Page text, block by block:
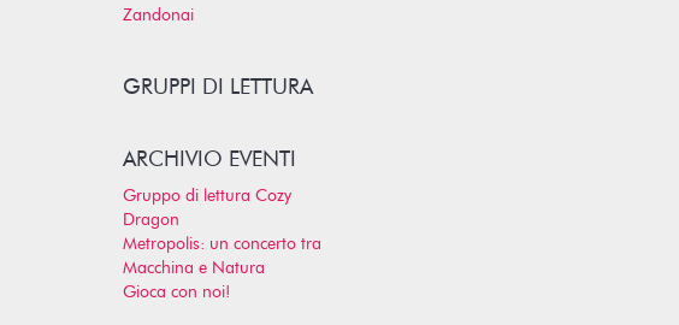
Zandonai
GRUPPI DI LETTURA
ARCHIVIO EVENTI
Gruppo di lettura Cozy
Dragon
Metropolis: un concerto tra
Macchina e Natura
Gioca con noi!